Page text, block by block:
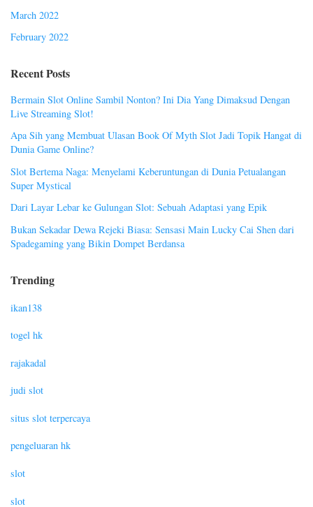
March 2022
February 2022
Recent Posts
Bermain Slot Online Sambil Nonton? Ini Dia Yang Dimaksud Dengan
Live Streaming Slot!
Apa Sih yang Membuat Ulasan Book Of Myth Slot Jadi Topik Hangat di
Dunia Game Online?
Slot Bertema Naga: Menyelami Keberuntungan di Dunia Petualangan
Super Mystical
Dari Layar Lebar ke Gulungan Slot: Sebuah Adaptasi yang Epik
Bukan Sekadar Dewa Rejeki Biasa: Sensasi Main Lucky Cai Shen dari
Spadegaming yang Bikin Dompet Berdansa
Trending
ikan138
togel hk
rajakadal
judi slot
situs slot terpercaya
pengeluaran hk
slot
slot